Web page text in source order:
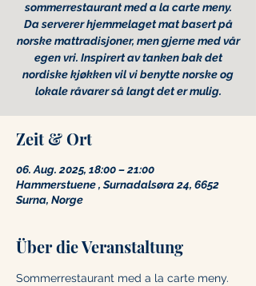
sommerrestaurant med a la carte meny.
Da serverer hjemmelaget mat basert på
norske mattradisjoner, men gjerne med vår
egen vri. Inspirert av tanken bak det
nordiske kjøkken vil vi benytte norske og
lokale råvarer så langt det er mulig.
Zeit & Ort
06. Aug. 2025, 18:00 – 21:00
Hammerstuene , Surnadalsøra 24, 6652
Surna, Norge
Über die Veranstaltung
Sommerrestaurant med a la carte meny.